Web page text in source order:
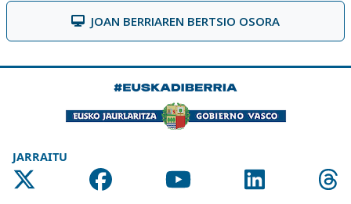
JOAN BERRIAREN BERTSIO OSORA
JARRAITU